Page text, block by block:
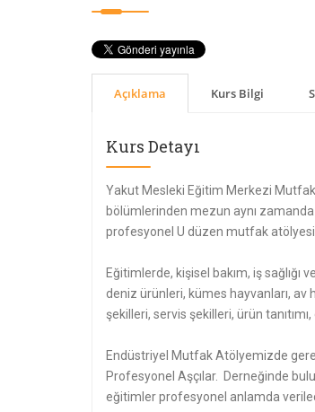
Açıklama Kurs Bilgi
Kurs Detayı
Yakut Mesleki Eğitim Merkezi
bölümlerinden mezun aynı
profesyonel U düzen mutfak
Eğitimlerde, kişisel bakım, iş
deniz ürünleri, kümes hayvanları, av
şekilleri, servis şekilleri, ürün
Endüstriyel Mutfak Atölyemizde
Profesyonel Aşçılar. Derneğinde
eğitimler profesyonel anlamda